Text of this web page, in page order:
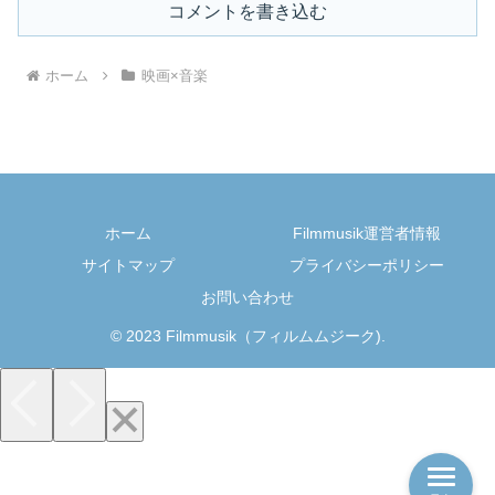
コメントを書き込む
ホーム 映画×音楽
ホーム
Filmmusik運営者情報
サイトマップ
プライバシーポリシー
お問い合わせ
© 2023 Filmmusik（フィルムムジーク).